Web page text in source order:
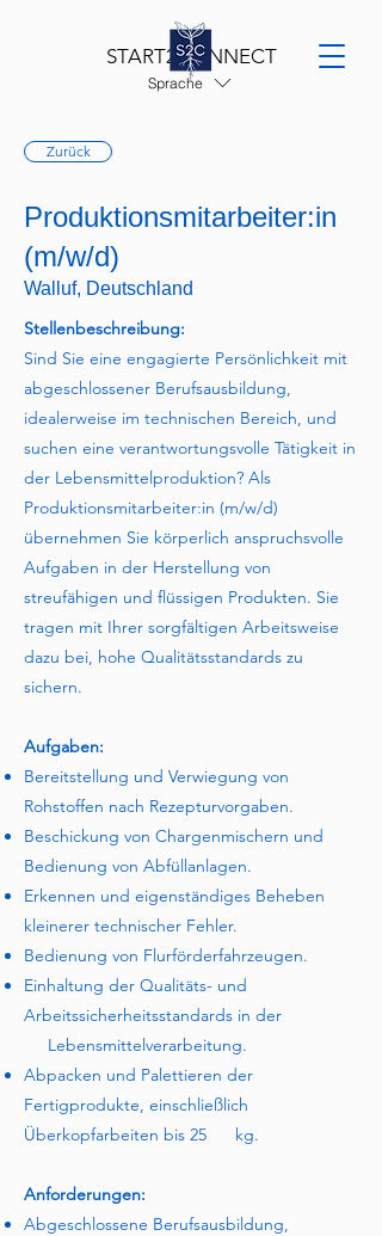
START2CONNECT
Sprache
Zurück
Produktionsmitarbeiter:in
(m/w/d)
Walluf, Deutschland
Stellenbeschreibung:
Sind Sie eine engagierte Persönlichkeit mit
abgeschlossener Berufsausbildung,
idealerweise im technischen Bereich, und
suchen eine verantwortungsvolle Tätigkeit in
der Lebensmittelproduktion? Als
Produktionsmitarbeiter:in (m/w/d)
übernehmen Sie körperlich anspruchsvolle
Aufgaben in der Herstellung von
streufähigen und flüssigen Produkten. Sie
tragen mit Ihrer sorgfältigen Arbeitsweise
dazu bei, hohe Qualitätsstandards zu
sichern.
Aufgaben:
Bereitstellung und Verwiegung von
Rohstoffen nach Rezepturvorgaben.
Beschickung von Chargenmischern und
Bedienung von Abfüllanlagen.
Erkennen und eigenständiges Beheben
kleinerer technischer Fehler.
Bedienung von Flurförderfahrzeugen.
Einhaltung der Qualitäts- und
Arbeitssicherheitsstandards in der
Lebensmittelverarbeitung.
Abpacken und Palettieren der
Fertigprodukte, einschließlich
Überkopfarbeiten bis 25 kg.
Anforderungen:
Abgeschlossene Berufsausbildung,